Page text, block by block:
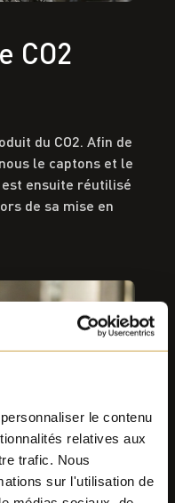
le contenu
relatives aux
trafic. Nous
sur l'utilisation de
CO2
du CO2. Afin de
le captons et le
ensuite réutilisé
de sa mise en